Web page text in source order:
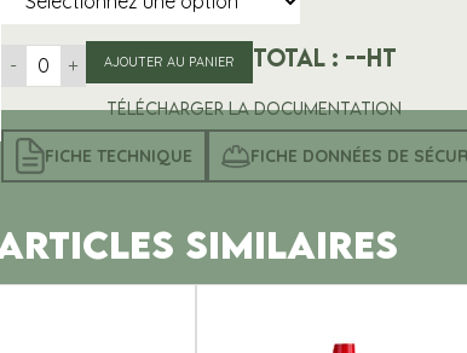
- + AJOUTER AU PANIER Total : --HT
Télécharger la documentation
FICHE TECHNIQUE FICHE DONNÉES DE
SIMILAIRES